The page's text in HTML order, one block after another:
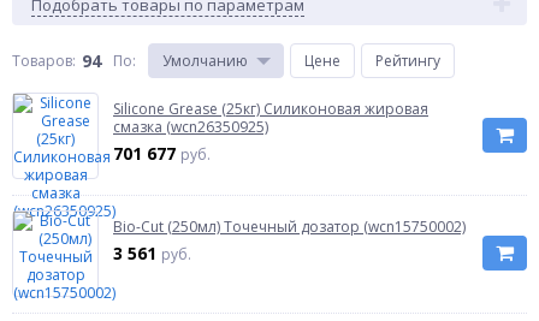
Подобрать товары по параметрам
Товаров: 94 По: Умолчанию Цене Рейтингу
Silicone Grease (25кг) Силиконовая жировая
смазка (wcn26350925)
701 677 руб.
Bio-Cut (250мл) Точечный дозатор (wcn15750002)
3 561 руб.